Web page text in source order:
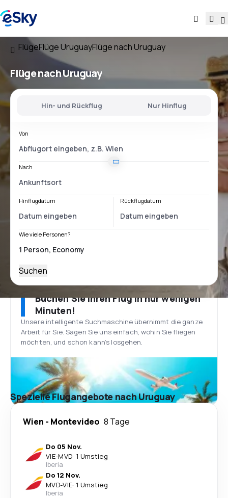
FlügeFlüge UruguayFlüge nach Uruguay
Flüge nach Uruguay
Hin- und Rückflug Nur Hinflug
Von
Nach
Hinflugdatum Rückflugdatum
Wie viele Personen?
Suchen
Buchen Sie Ihren Flug in nur wenigen
Minuten!
Unsere intelligente Suchmaschine übernimmt die ganze
Arbeit für Sie. Sagen Sie uns einfach, wohin Sie fliegen
möchten, und schon kann’s losgehen.
Spezielle Flugangebote nach Uruguay
Wien - Montevideo 8 Tage
Do 05 Nov.
VIE-MVD· 1 Umstieg
Iberia
Do 12 Nov.
MVD-VIE· 1 Umstieg
Iberia